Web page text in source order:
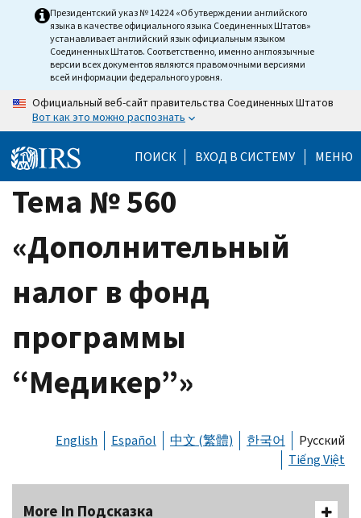
Президентский указ № 14224 «Об утверждении английского
языка в качестве официального языка Соединенных Штатов»
устанавливает английский язык официальным языком
Соединенных Штатов. Соответственно, именно англоязычные
версии всех документов являются правомочными версиями
всей информации федерального уровня.
Официальный веб-сайт правительства Соединенных Штатов
Вот как это можно распознать
ПОИСК ВХОД В СИСТЕМУ МЕНЮ
Тема № 560
«Дополнительный
налог в фонд
программы
“Медикер”»
English Español 中文 (繁體) 한국어
Русский
Tiếng Việt
More In Подсказка